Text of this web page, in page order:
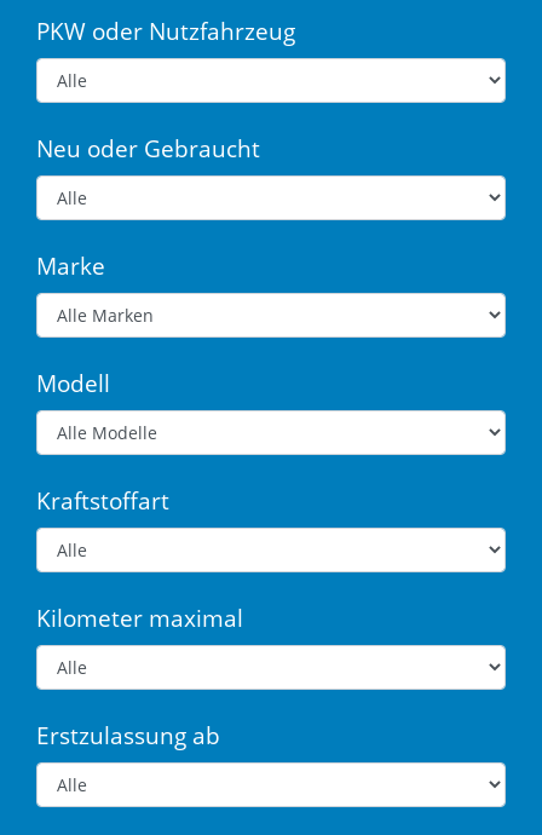
PKW oder Nutzfahrzeug
Neu oder Gebraucht
Marke
Modell
Kraftstoffart
Kilometer maximal
Erstzulassung ab